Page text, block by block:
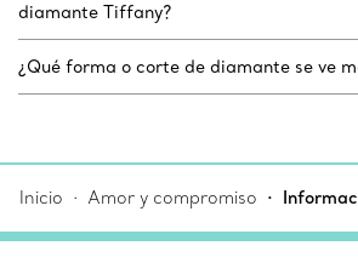
diamante Tiffany?
¿Qué forma o corte de diamante se ve
Inicio Amor y compromiso